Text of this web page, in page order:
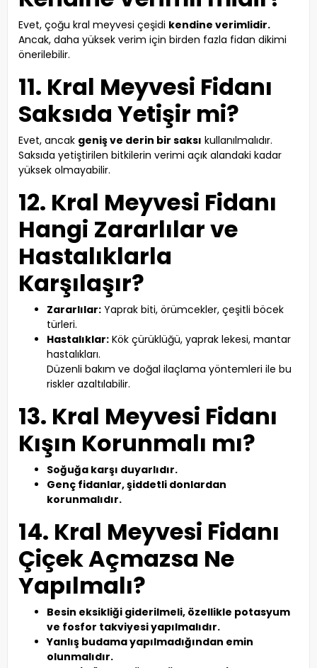
Evet, çoğu kral meyvesi çeşidi kendine verimlidir.
Ancak, daha yüksek verim için birden fazla fidan dikimi
önerilebilir.
11. Kral Meyvesi Fidanı
Saksıda Yetişir mi?
Evet, ancak geniş ve derin bir saksı kullanılmalıdır.
Saksıda yetiştirilen bitkilerin verimi açık alandaki kadar
yüksek olmayabilir.
12. Kral Meyvesi Fidanı
Hangi Zararlılar ve
Hastalıklarla
Karşılaşır?
Zararlılar: Yaprak biti, örümcekler, çeşitli böcek
türleri.
Hastalıklar: Kök çürüklüğü, yaprak lekesi, mantar
hastalıkları.
Düzenli bakım ve doğal ilaçlama yöntemleri ile bu
riskler azaltılabilir.
13. Kral Meyvesi Fidanı
Kışın Korunmalı mı?
Soğuğa karşı duyarlıdır.
Genç fidanlar, şiddetli donlardan
korunmalıdır.
14. Kral Meyvesi Fidanı
Çiçek Açmazsa Ne
Yapılmalı?
Besin eksikliği giderilmeli, özellikle potasyum
ve fosfor takviyesi yapılmalıdır.
Yanlış budama yapılmadığından emin
olunmalıdır.